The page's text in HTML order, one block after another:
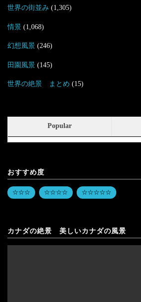
世界の街並み (1,305)
情景(1,068)
幻想風景(246)
田園風景(145)
世界の絶景 まとめ (15)
Popular
おすすめ度
☆☆☆ ☆☆☆☆ ☆☆☆☆☆
カナダの絶景 美しいカナダの風景